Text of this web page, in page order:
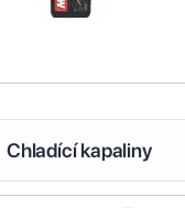
Chladící kapaliny